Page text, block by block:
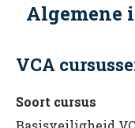
Algemene
VCA
Soort cursus